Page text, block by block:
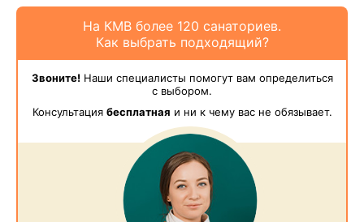
На КМВ более 120 санаториев.
Как выбрать подходящий?
Звоните!Наши специалисты помогут вам определиться
с выбором.
Консультация бесплатная и ни к чему вас не обязывает.